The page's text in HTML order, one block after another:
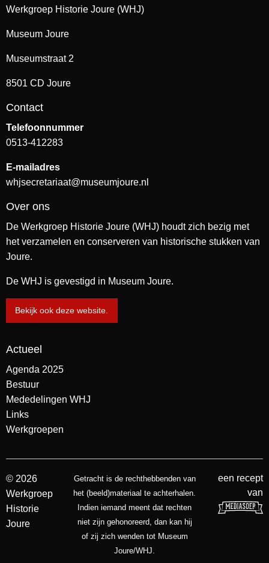
Werkgroep Historie Joure (WHJ)
Museum Joure
Museumstraat 2
8501 CD Joure
Contact
Telefoonnummer
0513-412283
E-mailadres
whjsecretariaat@museumjoure.nl
Over ons
De Werkgroep Historie Joure (WHJ) houdt zich bezig met
het verzamelen en conserveren van historische stukken van
Joure.
De WHJ is gevestigd in Museum Joure.
Bekijk ook deze website.
Actueel
Agenda 2025
Bestuur
Mededelingen WHJ
Links
Werkgroepen
© 2026
Werkgroep
Historie
Joure
Getracht is de rechthebbenden van
het (beeld)materiaal te achterhalen.
Indien iemand meent dat rechten
niet zijn gehonoreerd, dan kan hij
of zij zich wenden tot Museum
Joure/WHJ.
een recept
van